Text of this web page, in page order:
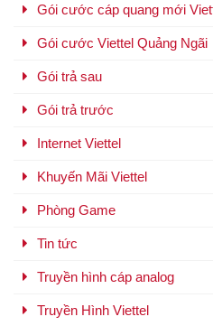
Gói cước cáp quang mới
Gói cước Viettel Quảng Ngãi
Gói trả sau
Gói trả trước
Internet Viettel
Khuyến Mãi Viettel
Phòng Game
Tin tức
Truyền hình cáp analog
Truyền Hình Viettel